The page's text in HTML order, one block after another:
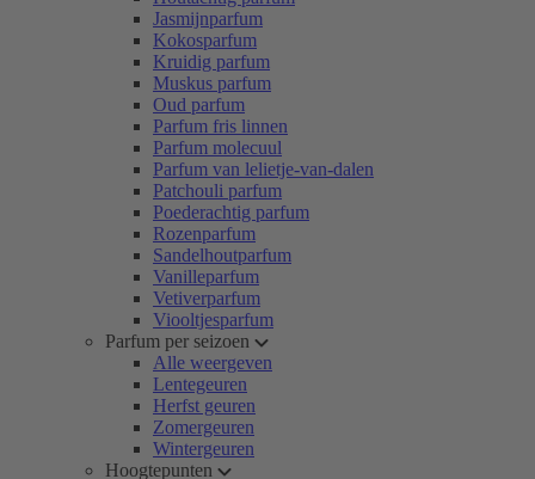
Jasmijnparfum
Kokosparfum
Kruidig parfum
Muskus parfum
Oud parfum
Parfum fris linnen
Parfum molecuul
Parfum van lelietje-van-dalen
Patchouli parfum
Poederachtig parfum
Rozenparfum
Sandelhoutparfum
Vanilleparfum
Vetiverparfum
Viooltjesparfum
Parfum per seizoen
Alle weergeven
Lentegeuren
Herfst geuren
Zomergeuren
Wintergeuren
Hoogtepunten